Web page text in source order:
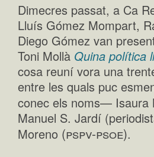
Dimecres passat, a Ca
Lluís Gómez Mompart,
Diego Gómez van
Toni Mollà Quina política
cosa reuní vora una
entre les quals puc
conec els noms— Isaura
Manuel S. Jardí
Moreno (pspv-psoe).